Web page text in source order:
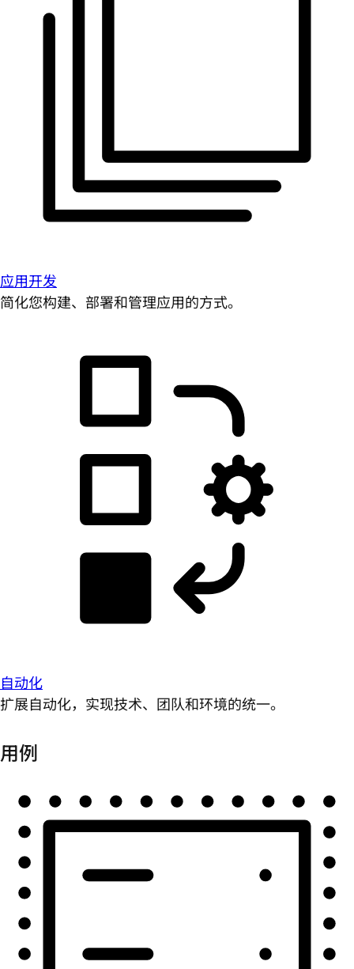
应用开发
简化您构建、部署和管理应用的方式。
自动化
扩展自动化，实现技术、团队和环境的统一。
用例